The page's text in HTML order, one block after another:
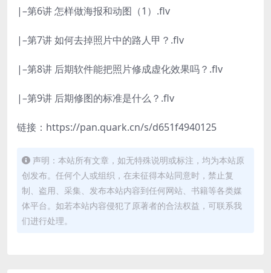
|–第6讲 怎样做海报和动图（1）.flv
|–第7讲 如何去掉照片中的路人甲？.flv
|–第8讲 后期软件能把照片修成虚化效果吗？.flv
|–第9讲 后期修图的标准是什么？ .flv
链接：https://pan.quark.cn/s/d651f4940125
声明：本站所有文章，如无特殊说明或标注，均为本站原
创发布。任何个人或组织，在未征得本站同意时，禁止复
制、盗用、采集、发布本站内容到任何网站、书籍等各类媒
体平台。如若本站内容侵犯了原著者的合法权益，可联系我
们进行处理。